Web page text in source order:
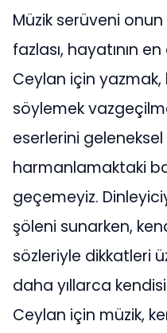
Müzik serüveni
fazlası, hayatının
Ceylan için yazmak,
söylemek
eserlerini
harmanlamaktaki
geçemeyiz.
şöleni sunarken,
sözleriyle dikkatleri
daha yıllarca
Ceylan için müzik,